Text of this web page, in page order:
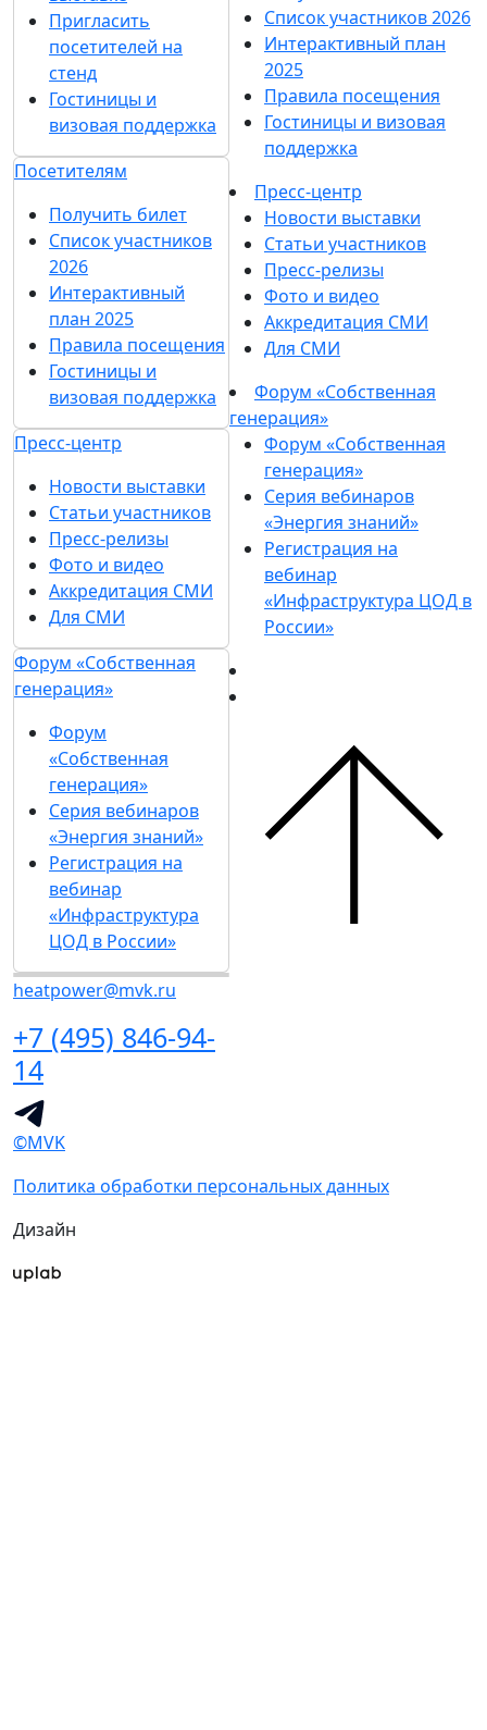
Пригласить
посетителей на
стенд
Гостиницы и
визовая поддержка
Посетителям
Получить билет
Список участников
2026
Интерактивный
план 2025
Правила посещения
Гостиницы и
визовая поддержка
Пресс-центр
Новости выставки
Статьи участников
Пресс-релизы
Фото и видео
Аккредитация СМИ
Для СМИ
Форум «Собственная
генерация»
Форум
«Собственная
генерация»
Серия вебинаров
«Энергия знаний»
Регистрация на
вебинар
«Инфраструктура
ЦОД в России»
heatpower@mvk.ru
+7 (495) 846-94-
14
Список участников 2026
Интерактивный план
2025
Правила посещения
Гостиницы и визовая
поддержка
Пресс-центр
Новости выставки
Статьи участников
Пресс-релизы
Фото и видео
Аккредитация СМИ
Для СМИ
Форум «Собственная
генерация»
Форум «Собственная
генерация»
Серия вебинаров
«Энергия знаний»
Регистрация на
вебинар
«Инфраструктура ЦОД в
России»
©MVK
Политика обработки персональных данных
Дизайн